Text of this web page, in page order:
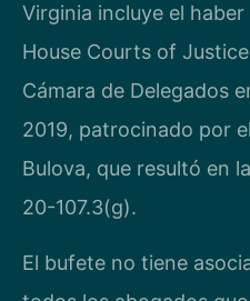
Virginia incluye el
House Courts of
Cámara de Delegados
2019, patrocinado por
Bulova, que resultó en
20-107.3(g).
El bufete no tiene